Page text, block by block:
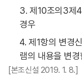
3. 제10조의3제
경우
4. 제1항의 변경
램의 내용을 변
[본조신설 2019. 1. 8.]